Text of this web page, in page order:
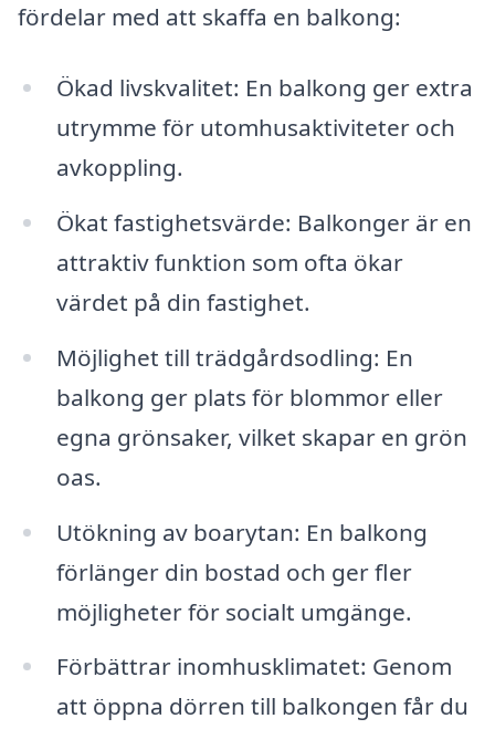
fördelar med att skaffa en balkong:
Ökad livskvalitet: En balkong ger extra
utrymme för utomhusaktiviteter och
avkoppling.
Ökat fastighetsvärde: Balkonger är en
attraktiv funktion som ofta ökar
värdet på din fastighet.
Möjlighet till trädgårdsodling: En
balkong ger plats för blommor eller
egna grönsaker, vilket skapar en grön
oas.
Utökning av boarytan: En balkong
förlänger din bostad och ger fler
möjligheter för socialt umgänge.
Förbättrar inomhusklimatet: Genom
att öppna dörren till balkongen får du